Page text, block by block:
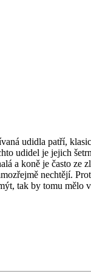
udidla patří,
udidel je jejich
a koně je často ze
nechtějí.
tak by tomu mělo